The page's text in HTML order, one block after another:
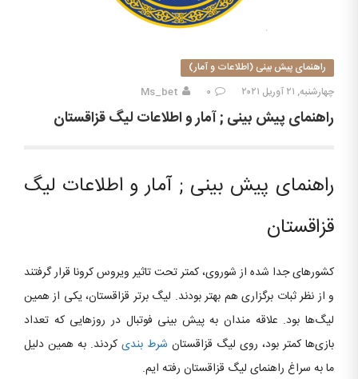
راهنمای پیش بینی (اطلاعات و آمار)
چهارشنبه, ۲۱ آوریل ۲۰۲۱
۰ Ms_bet
راهنمای پیش بینی ; آمار و اطلاعات لیگ قزاقستان
راهنمای پیش بینی ; آمار و اطلاعات لیگ
قزاقستان
کشورهای جدا شده از شوروی، کمتر تحت تاثیر ویروس کرونا قرار گرفتند
و از نظر ثبات برگزاری هم بهتر بودند. لیگ برتر قزاقستان، یکی از همین
لیگ‌ها بود. علاقه مندان به پیش بینی فوتبال در روزهایی که تعداد
بازی‌ها کمتر بود، روی لیگ قزاقستان شرط بندی کردند. به همین دلیل
ما به سراغ راهنمای لیگ قزاقستان رفته ایم.